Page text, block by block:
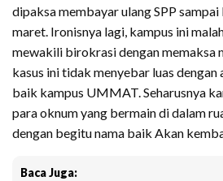
dipaksa membayar ulang SPP
maret. Ironisnya lagi, kampus ini
mewakili birokrasi dengan memaksa
kasus ini tidak menyebar luas dengan
baik kampus UMMAT. Seharusnya
para oknum yang bermain di dalam
dengan begitu nama baik Akan
Baca Juga: